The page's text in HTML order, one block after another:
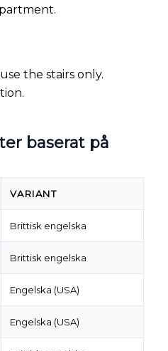
the stairs only.
baserat på
VARIANT
Brittisk engelska
Brittisk engelska
Engelska (USA)
Engelska (USA)